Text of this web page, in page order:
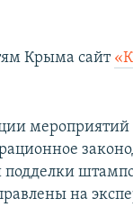
Крыма сайт
на